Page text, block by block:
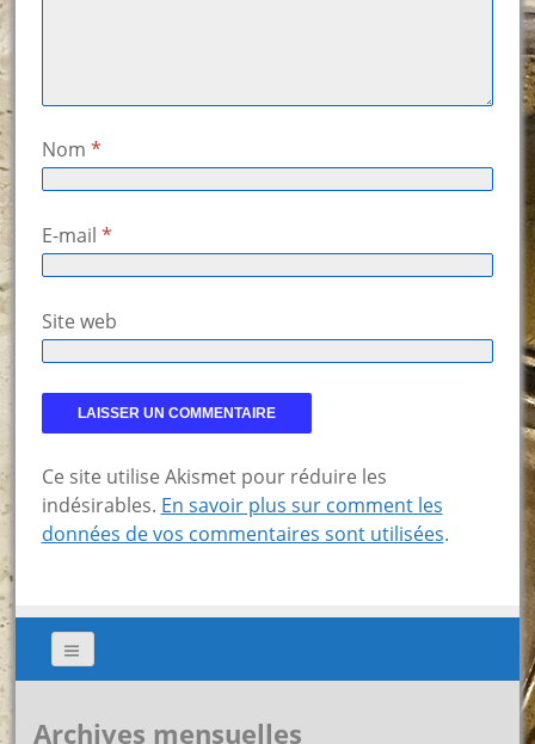
Nom *
E-mail *
Site web
Ce site utilise Akismet pour réduire les
indésirables. En savoir plus sur comment les
données de vos commentaires sont utilisées.
Archives mensuelles